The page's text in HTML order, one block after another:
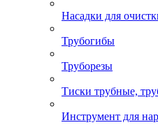
Насадки для
Трубогибы
Труборезы
Тиски трубные,
Инструмент для